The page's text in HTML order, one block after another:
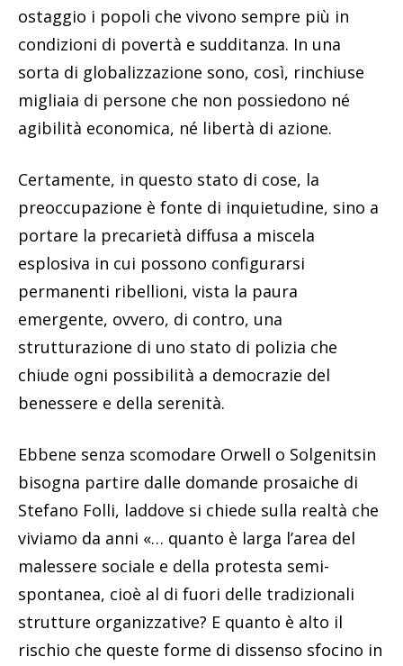
ostaggio i popoli che vivono sempre più in
condizioni di povertà e sudditanza. In una
sorta di globalizzazione sono, così, rinchiuse
migliaia di persone che non possiedono né
agibilità economica, né libertà di azione.
Certamente, in questo stato di cose, la
preoccupazione è fonte di inquietudine, sino a
portare la precarietà diffusa a miscela
esplosiva in cui possono configurarsi
permanenti ribellioni, vista la paura
emergente, ovvero, di contro, una
strutturazione di uno stato di polizia che
chiude ogni possibilità a democrazie del
benessere e della serenità.
Ebbene senza scomodare Orwell o Solgenitsin
bisogna partire dalle domande prosaiche di
Stefano Folli, laddove si chiede sulla realtà che
viviamo da anni «… quanto è larga l’area del
malessere sociale e della protesta semi-
spontanea, cioè al di fuori delle tradizionali
strutture organizzative? E quanto è alto il
rischio che queste forme di dissenso sfocino in